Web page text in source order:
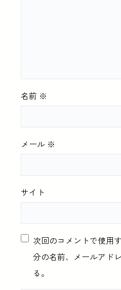
名前 ※
メール ※
サイト
次回のコメントで使用
分の名前、メールアド
る。